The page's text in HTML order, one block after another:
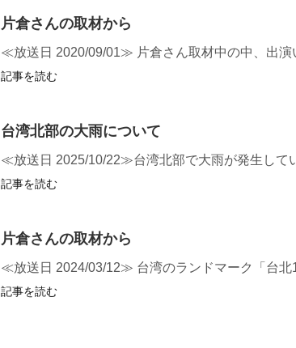
片倉さんの取材から
≪放送日 2020/09/01≫ 片倉さん取材中の中、出演
記事を読む
台湾北部の大雨について
≪放送日 2025/10/22≫台湾北部で大雨が発生して
記事を読む
片倉さんの取材から
≪放送日 2024/03/12≫ 台湾のランドマーク「台北
記事を読む